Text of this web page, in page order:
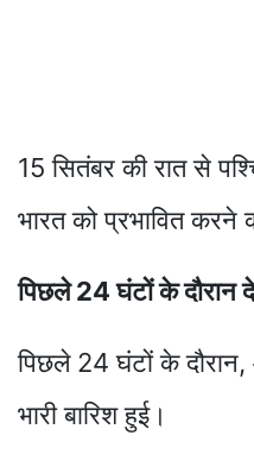
15 सितंबर की रात से
भारत को प्रभावित करने
पिछले 24 घंटों के दौरान
पिछले 24 घंटों के
भारी बारिश हुई।